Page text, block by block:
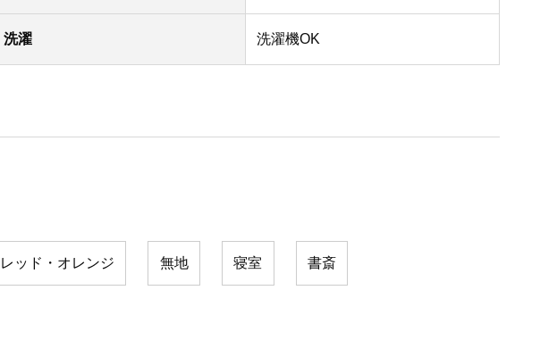
洗濯 洗濯機OK
レッド・オレンジ 無地 寝室 書斎